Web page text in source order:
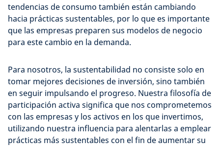
tendencias de consumo también están cambiando
hacia prácticas sustentables, por lo que es importante
que las empresas preparen sus modelos de negocio
para este cambio en la demanda.
Para nosotros, la sustentabilidad no consiste solo en
tomar mejores decisiones de inversión, sino también
en seguir impulsando el progreso. Nuestra filosofía de
participación activa significa que nos comprometemos
con las empresas y los activos en los que invertimos,
utilizando nuestra influencia para alentarlas a emplear
prácticas más sustentables con el fin de aumentar su